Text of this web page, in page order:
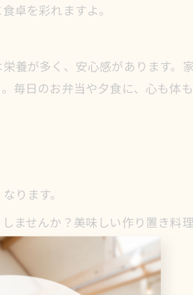
卓を彩れますよ。
養が多く、安心感があります。
毎日のお弁当や夕食に、心も体
ります。
ませんか？美味しい作り置き料
してみましょう。